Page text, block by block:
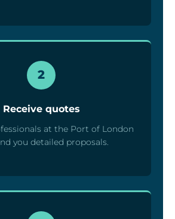
2
Receive quotes
at the Port of London
you detailed proposals.